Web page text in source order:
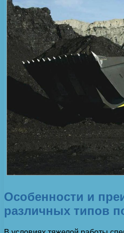
Особенности и
различных типов